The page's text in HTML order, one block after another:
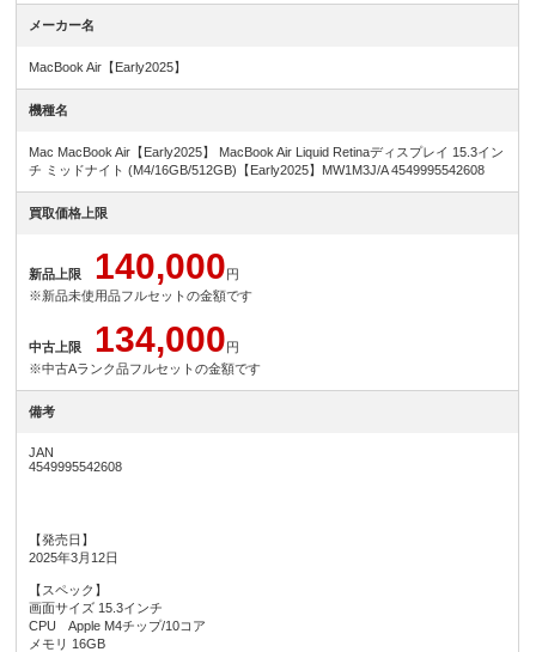
メーカー名
MacBook Air【Early2025】
機種名
Mac MacBook Air【Early2025】 MacBook Air Liquid Retinaディスプレイ 15.3イン
チ ミッドナイト (M4/16GB/512GB)【Early2025】MW1M3J/A 4549995542608
買取価格上限
新品上限 140,000円
※新品未使用品フルセットの金額です
中古上限 134,000円
※中古Aランク品フルセットの金額です
備考
JAN
4549995542608
【発売日】
2025年3月12日
【スペック】
画面サイズ 15.3インチ
CPU Apple M4チップ/10コア
メモリ 16GB